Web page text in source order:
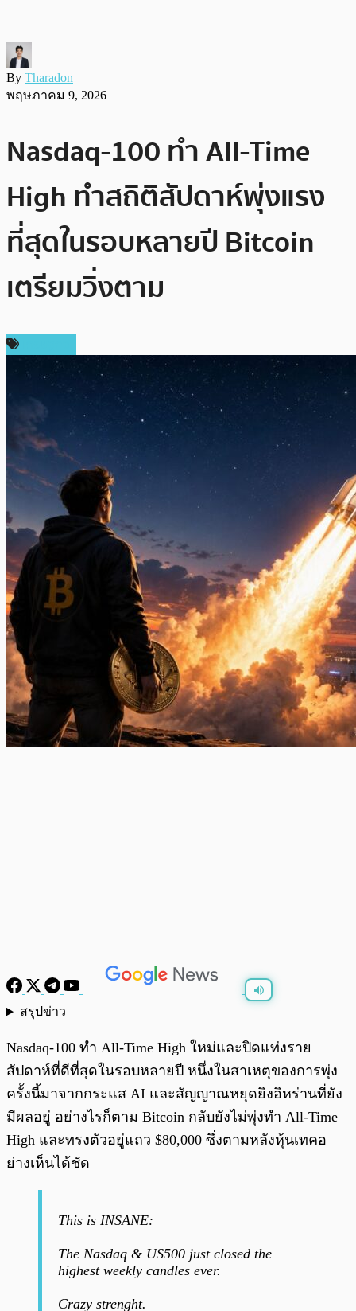
By Tharadon
พฤษภาคม 9, 2026
Nasdaq-100 ทำ All-Time
High ทำสถิติสัปดาห์พุ่งแรง
ที่สุดในรอบหลายปี Bitcoin
เตรียมวิ่งตาม
สรุปข่าว
Nasdaq-100 ทำ All-Time High ใหม่และปิดแท่งราย
สัปดาห์ที่ดีที่สุดในรอบหลายปี หนึ่งในสาเหตุของการพุ่ง
ครั้งนี้มาจากกระแส AI และสัญญาณหยุดยิงอิหร่านที่ยัง
มีผลอยู่ อย่างไรก็ตาม Bitcoin กลับยังไม่พุ่งทำ All-Time
High และทรงตัวอยู่แถว $80,000 ซึ่งตามหลังหุ้นเทคอ
ย่างเห็นได้ชัด
This is INSANE:
The Nasdaq & US500 just closed the
highest weekly candles ever.
Crazy strenght.